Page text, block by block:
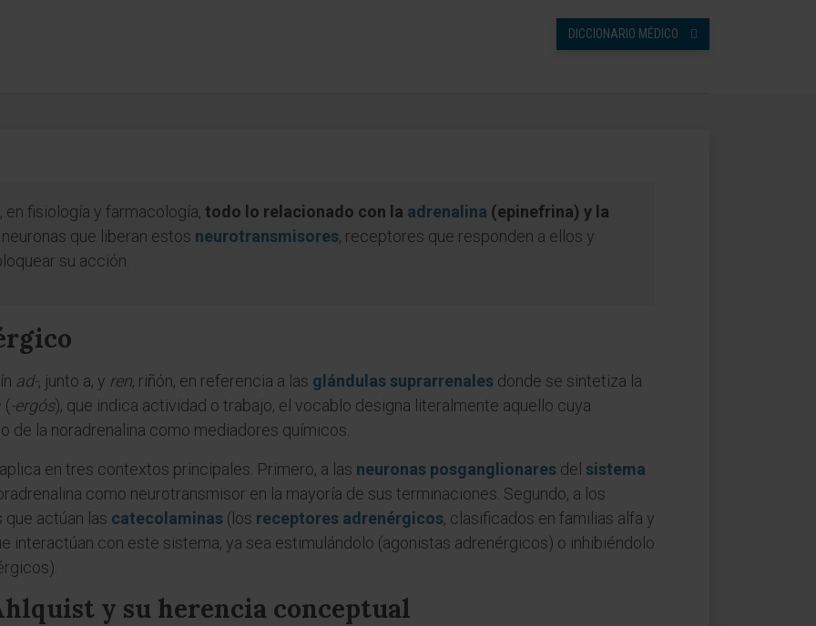
DICCIONARIO MÉDICO
en fisiología y farmacología, todo lo relacionado con la adrenalina (epinefrina) y la
neuronas que liberan estos neurotransmisores, receptores que responden a ellos y
su acción.
ad-, junto a, y ren, riñón, en referencia a las glándulas suprarrenales donde se sintetiza la
(-ergós), que indica actividad o trabajo, el vocablo designa literalmente aquello cuya
de la noradrenalina como mediadores químicos.
en tres contextos principales. Primero, a las neuronas posganglionares del sistema
como neurotransmisor en la mayoría de sus terminaciones. Segundo, a los
actúan las catecolaminas (los receptores adrenérgicos, clasificados en familias alfa y
interactúan con este sistema, ya sea estimulándolo (agonistas adrenérgicos) o inhibiéndolo
y su herencia conceptual